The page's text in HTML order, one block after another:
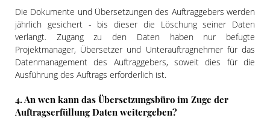
Die Dokumente und Übersetzungen des Auftraggebers werden
jährlich gesichert - bis dieser die Löschung seiner Daten
verlangt. Zugang zu den Daten haben nur befugte
Projektmanager, Übersetzer und Unterauftragnehmer für das
Datenmanagement des Auftraggebers, soweit dies für die
Ausführung des Auftrags erforderlich ist.
4. An wen kann das Übersetzungsbüro im Zuge der
Auftragserfüllung Daten weitergeben?